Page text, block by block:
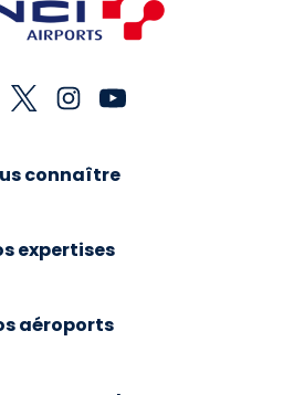
connaître
expertises
aéroports